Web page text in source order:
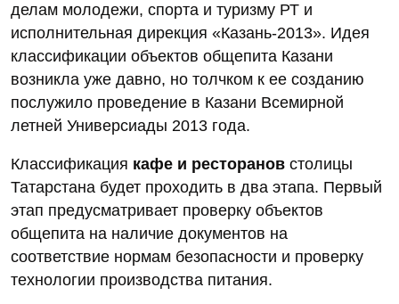
делам молодежи, спорта и туризму РТ и
исполнительная дирекция «Казань-2013». Идея
классификации объектов общепита Казани
возникла уже давно, но толчком к ее созданию
послужило проведение в Казани Всемирной
летней Универсиады 2013 года.
Классификация кафе и ресторанов столицы
Татарстана будет проходить в два этапа. Первый
этап предусматривает проверку объектов
общепита на наличие документов на
соответствие нормам безопасности и проверку
технологии производства питания.